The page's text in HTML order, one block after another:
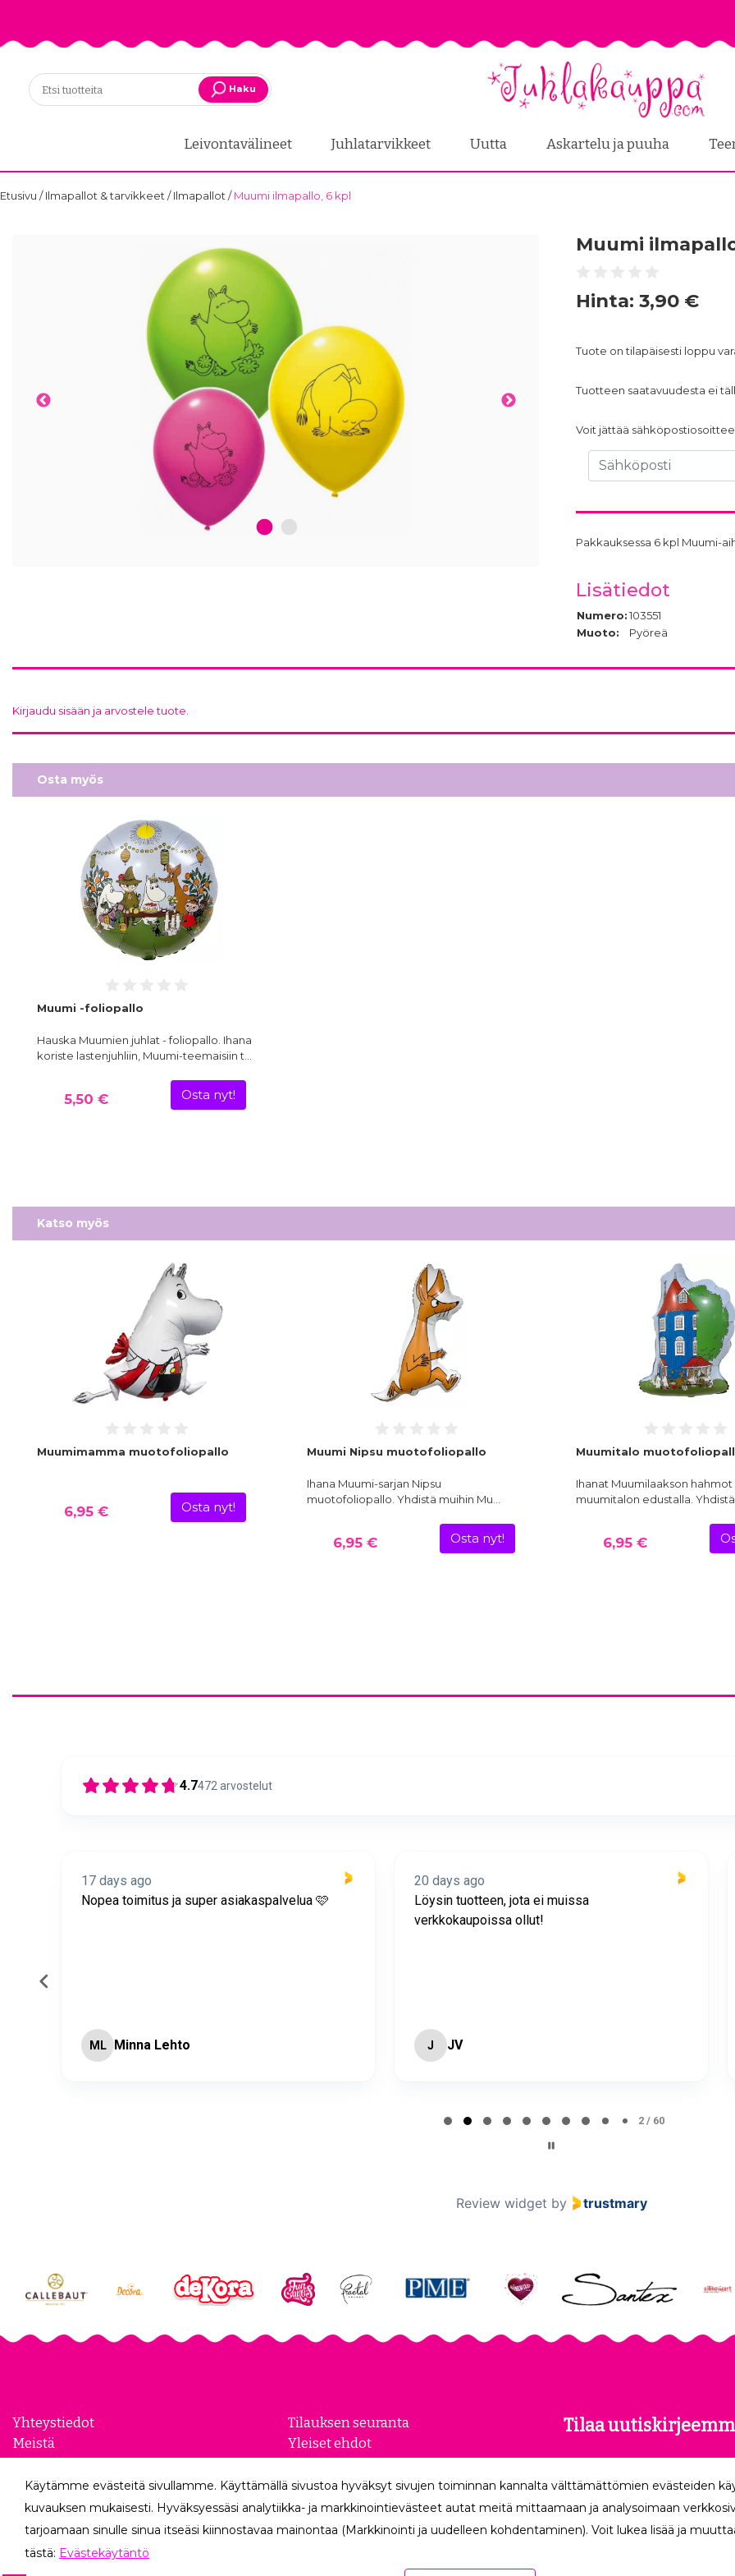
Haku
Leivontavälineet Juhlatarvikkeet Uutta Askartelu ja puuha
Etusivu /Ilmapallot & tarvikkeet /Ilmapallot /Muumi ilmapallo, 6 kpl
1 2
Muumi
Hinta: 3,90 €
Tuote on tilapäisesti loppu
Tuotteen saatavuudesta ei
Voit jättää
Pakkauksessa 6 kpl Muumi-
Lisätiedot
Numero:103551
Muoto:
Pyöreä
Kirjaudu sisään ja arvostele tuote.
Osta myös
Muumi -foliopallo
Hauska Muumien juhlat - foliopallo. Ihana
koriste lastenjuhliin, Muumi-teemaisiin t…
5,50 € Osta nyt!
Katso myös
Muumimamma muotofoliopallo
6,95 € Osta nyt!
Muumi Nipsu muotofoliopallo
Ihana Muumi-sarjan Nipsu
muotofoliopallo. Yhdistä muihin Mu…
6,95 € Osta nyt!
Muumitalo
Ihanat Muumilaakson hahmot
muumitalon edustalla.
6,95 €
4.7472 arvostelut
17 days ago
Nopea toimitus ja super asiakaspalvelua 🩷
ML Minna Lehto
20 days ago
Löysin tuotteen, jota ei muissa
verkkokaupoissa ollut!
J JV
2 / 60
Review widget by trustmary
Yhteystiedot
Meistä
Yhteistyökumppanit
Yrityksille
Tilauksen seuranta
Yleiset ehdot
Evästeasetukset
Tietosuojaseloste
Peruutuslomake
Tilaa
uusimmat edut suoraan
Käytämme evästeitä sivullamme. Käyttämällä sivustoa hyväksyt sivujen toiminnan kannalta välttämättömien evästeiden
kuvauksen mukaisesti. Hyväksyessäsi analytiikka- ja markkinointievästeet autat meitä mittaamaan ja analysoimaan
tarjoamaan sinulle sinua itseäsi kiinnostavaa mainontaa (Markkinointi ja uudelleen kohdentaminen). Voit lukea lisää ja
tästä: Evästekäytäntö